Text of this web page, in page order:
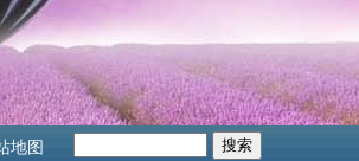
地图